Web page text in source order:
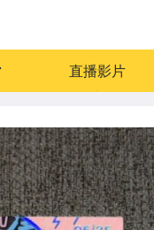
直播影片